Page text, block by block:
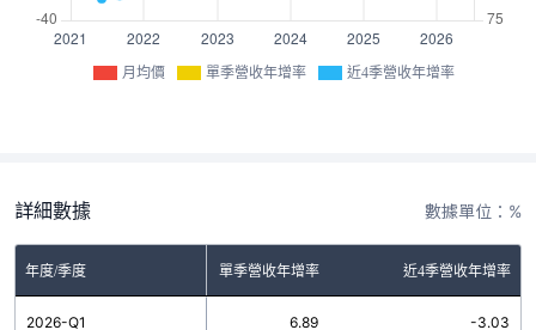
月均價 單季營收年增率 近4季營收年增率
詳細數據 數據單位：%
年度/季度 單季營收年增率 近4季營收年增率
2026-Q1 6.89 -3.03